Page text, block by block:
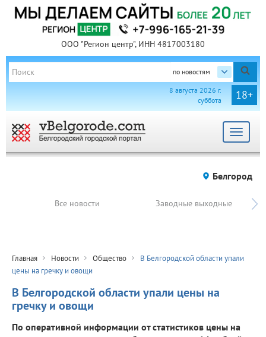
ООО "Регион центр", ИНН 4817003180
по новостям
18+
8 августа 2026 г.
суббота
Toggle
Белгород
Все новости Заводные выходные
Главная Новости Общество
В Белгородской области упали
цены на гречку и овощи
В Белгородской области упали цены на
гречку и овощи
По оперативной информации от статистиков цены на